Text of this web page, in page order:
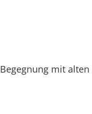
Begegnung mit